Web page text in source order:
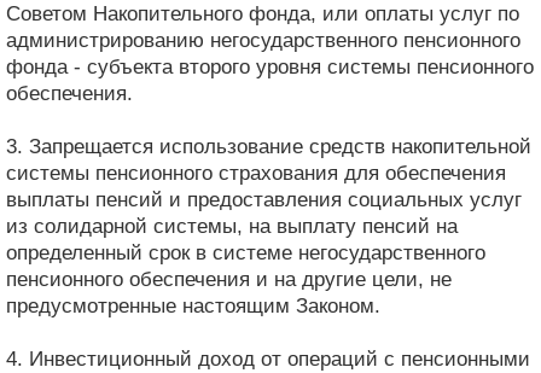
Советом Накопительного фонда, или оплаты услуг по
администрированию негосударственного пенсионного
фонда - субъекта второго уровня системы пенсионного
обеспечения.
3. Запрещается использование средств накопительной
системы пенсионного страхования для обеспечения
выплаты пенсий и предоставления социальных услуг
из солидарной системы, на выплату пенсий на
определенный срок в системе негосударственного
пенсионного обеспечения и на другие цели, не
предусмотренные настоящим Законом.
4. Инвестиционный доход от операций с пенсионными